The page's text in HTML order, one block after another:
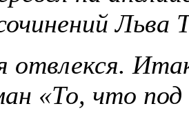
Льва
отвлекся.
«То, что